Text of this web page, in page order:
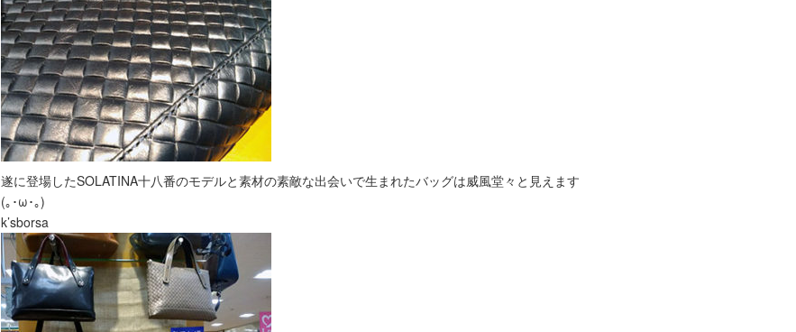
遂に登場したSOLATINA十八番のモデルと素材の素敵な出会いで生まれたバッグは威風堂々と見えます
(｡･ω･｡)
k’sborsa